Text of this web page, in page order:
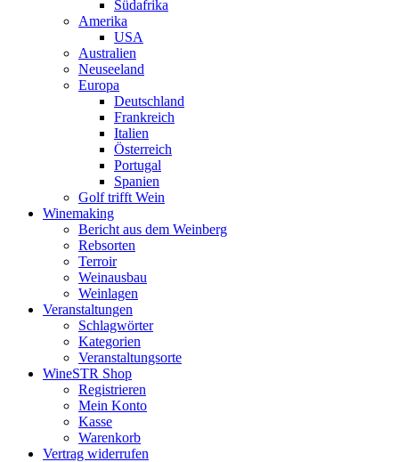
Südafrika
Amerika
USA
Australien
Neuseeland
Europa
Deutschland
Frankreich
Italien
Österreich
Portugal
Spanien
Golf trifft Wein
Winemaking
Bericht aus dem Weinberg
Rebsorten
Terroir
Weinausbau
Weinlagen
Veranstaltungen
Schlagwörter
Kategorien
Veranstaltungsorte
WineSTR Shop
Registrieren
Mein Konto
Kasse
Warenkorb
Vertrag widerrufen